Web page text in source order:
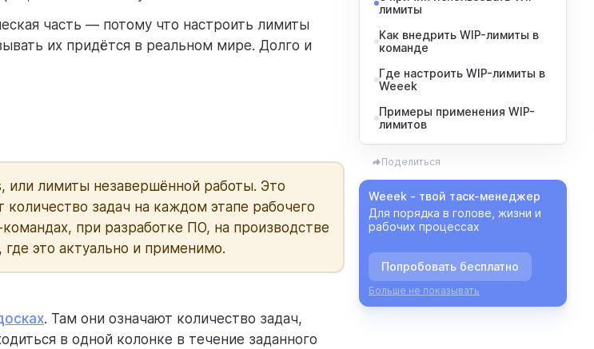
часть — потому что настроить лимиты
их придётся в реальном мире. Долго и
или лимиты незавершённой работы. Это
задач на каждом этапе рабочего
при разработке ПО, на производстве
это актуально и применимо.
. Там они означают количество задач,
в одной колонке в течение заданного
лимиты
Как внедрить WIP-лимиты в
команде
Где настроить WIP-лимиты в
Weeek
Примеры применения WIP-
лимитов
Поделиться
Weeek - твой таск-менеджер
Для порядка в голове, жизни и
рабочих процессах
Попробовать бесплатно
Больше не показывать